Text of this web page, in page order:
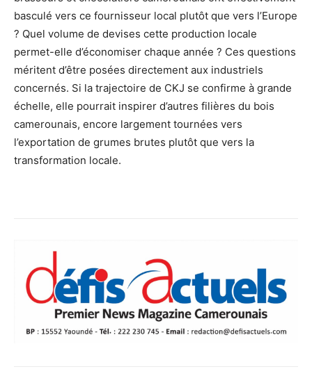
basculé vers ce fournisseur local plutôt que vers l’Europe
? Quel volume de devises cette production locale
permet-elle d’économiser chaque année ? Ces questions
méritent d’être posées directement aux industriels
concernés. Si la trajectoire de CKJ se confirme à grande
échelle, elle pourrait inspirer d’autres filières du bois
camerounais, encore largement tournées vers
l’exportation de grumes brutes plutôt que vers la
transformation locale.